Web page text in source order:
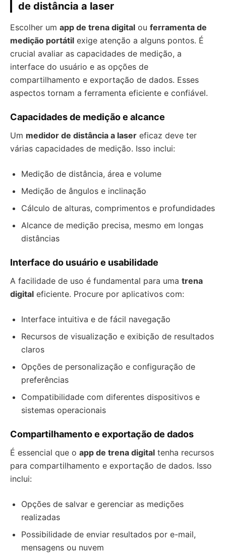
de distância a laser
Escolher um app de trena digital ou ferramenta de
medição portátil exige atenção a alguns pontos. É
crucial avaliar as capacidades de medição, a
interface do usuário e as opções de
compartilhamento e exportação de dados. Esses
aspectos tornam a ferramenta eficiente e confiável.
Capacidades de medição e alcance
Um medidor de distância a laser eficaz deve ter
várias capacidades de medição. Isso inclui:
Medição de distância, área e volume
Medição de ângulos e inclinação
Cálculo de alturas, comprimentos e profundidades
Alcance de medição precisa, mesmo em longas
distâncias
Interface do usuário e usabilidade
A facilidade de uso é fundamental para uma trena
digital eficiente. Procure por aplicativos com:
Interface intuitiva e de fácil navegação
Recursos de visualização e exibição de resultados
claros
Opções de personalização e configuração de
preferências
Compatibilidade com diferentes dispositivos e
sistemas operacionais
Compartilhamento e exportação de dados
É essencial que o app de trena digital tenha recursos
para compartilhamento e exportação de dados. Isso
inclui:
Opções de salvar e gerenciar as medições
realizadas
Possibilidade de enviar resultados por e-mail,
mensagens ou nuvem